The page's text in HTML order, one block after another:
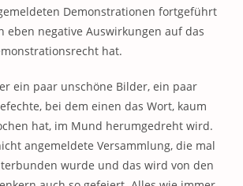
Demonstrationen fortgeführt
eben negative Auswirkungen auf das
hat.
ein paar unschöne Bilder, ein paar
bei dem einen das Wort, kaum
hat, im Mund herumgedreht wird.
angemeldete Versammlung, die mal
wurde und das wird von den